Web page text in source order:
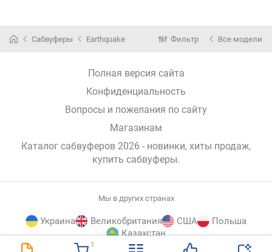
3
Сабвуферы Earthquake Фильтр Все модели
Полная версия сайта
Конфиденциальность
Вопросы и пожелания по сайту
Магазинам
Каталог сабвуферов 2026 - новинки, хиты продаж,
купить сабвуферы.
Мы в других странах
Украина Великобритания США
Польша
Казахстан